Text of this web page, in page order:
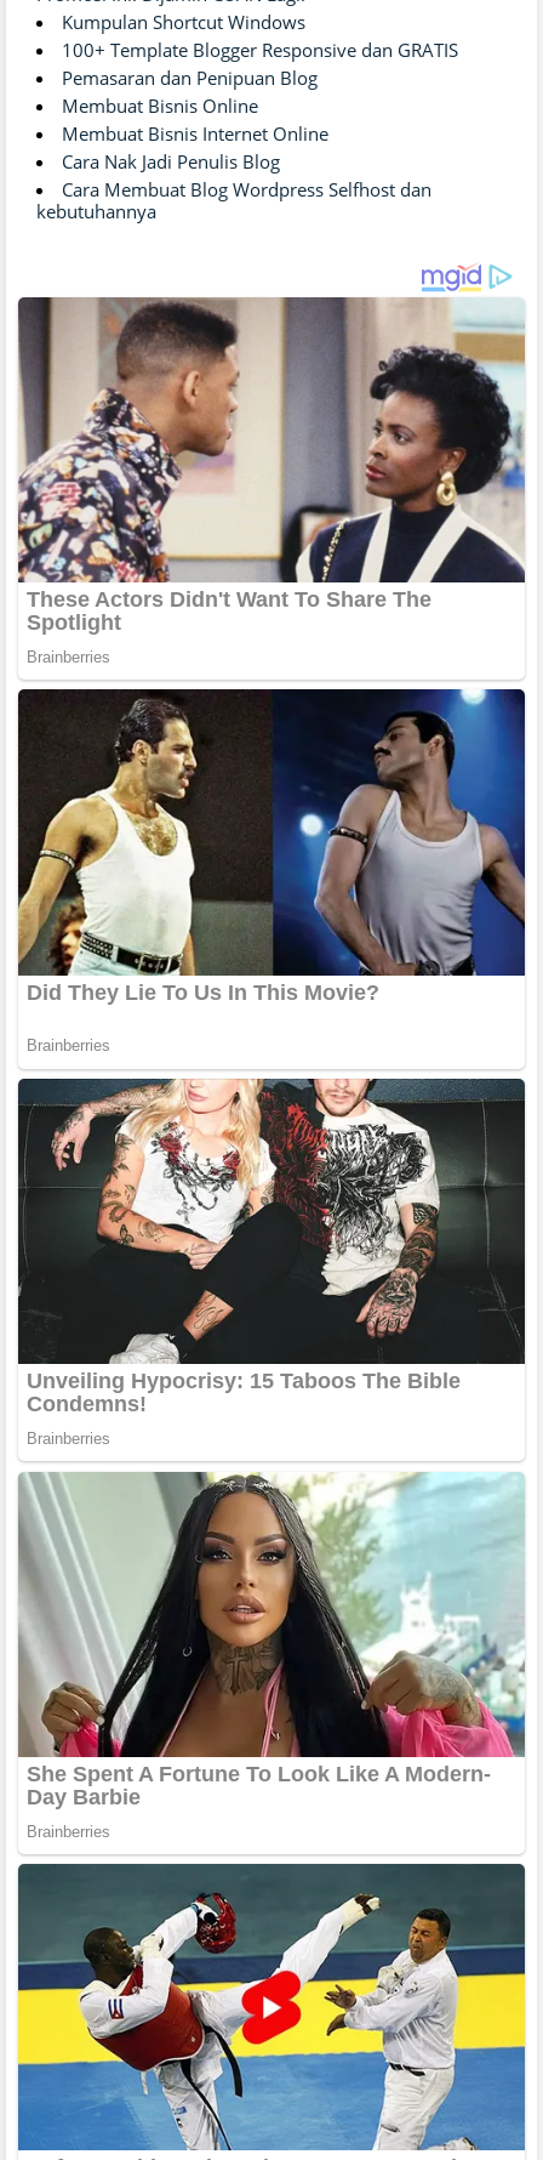
Kumpulan Shortcut Windows
100+ Template Blogger Responsive dan GRATIS
Pemasaran dan Penipuan Blog
Membuat Bisnis Online
Membuat Bisnis Internet Online
Cara Nak Jadi Penulis Blog
Cara Membuat Blog Wordpress Selfhost dan
kebutuhannya